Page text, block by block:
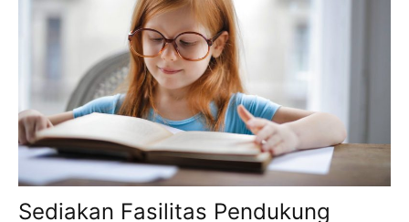
Sediakan Fasilitas Pendukung